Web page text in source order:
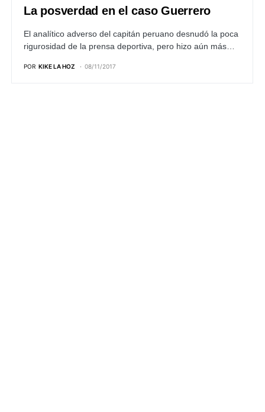
La posverdad en el caso Guerrero
El analítico adverso del capitán peruano desnudó la poca
rigurosidad de la prensa deportiva, pero hizo aún más…
POR KIKE LA HOZ 08/11/2017